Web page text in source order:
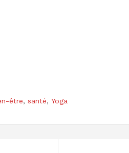
être, santé, Yoga